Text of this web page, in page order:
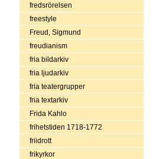
fredsrörelsen
freestyle
Freud, Sigmund
freudianism
fria bildarkiv
fria ljudarkiv
fria teatergrupper
fria textarkiv
Frida Kahlo
frihetstiden 1718-1772
friidrott
frikyrkor